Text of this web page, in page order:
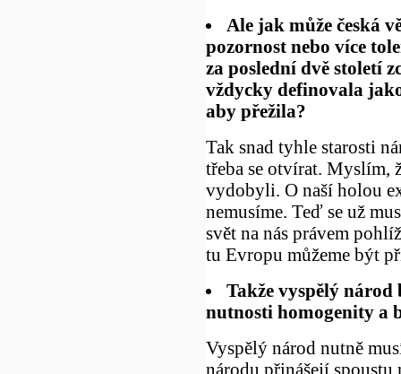
Ale jak může česká
pozornost nebo více
za poslední dvě století
vždycky definovala
aby přežila?
Tak snad tyhle starosti
třeba se otvírat. Myslím,
vydobyli. O naší holou
nemusíme. Teď se už
svět na nás právem
tu Evropu můžeme být
Takže vyspělý národ
nutnosti homogenity a
Vyspělý národ nutně
národu přinášejí